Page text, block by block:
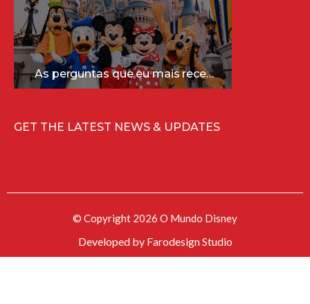
As perguntas que eu mais recebo sobre a Disney (e as respostas mais sinceras!)
GET THE LATEST NEWS & UPDATES
© Copyright 2026 O Mundo Disney
Developed by Farodesign Studio